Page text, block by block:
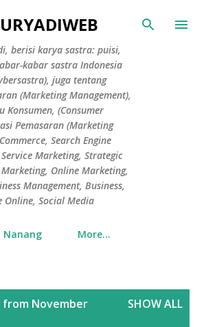
Skip to main content
berisi karya sastra: puisi,
kabar sastra Indonesia
juga tentang
(Marketing Management),
(Consumer
Pemasaran (Marketing
Search Engine
Marketing, Strategic
Online Marketing,
Management, Business,
Online, Social Media
Nanang More…
from November
SHOW ALL